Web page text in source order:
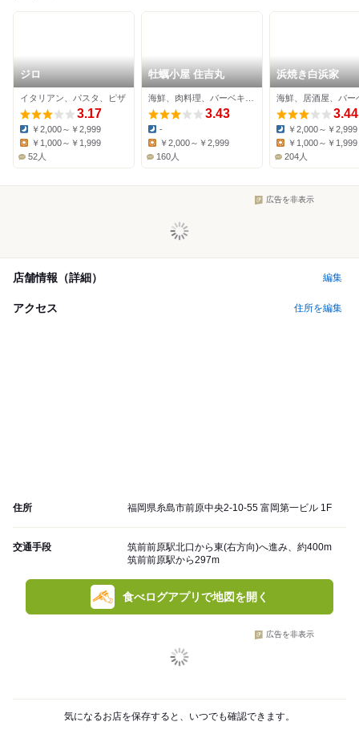
ジロ
イタリアン、パスタ、ピザ
3.17
Dinner:
￥2,000～￥2,999
Lunch:
￥1,000～￥1,999
52人
牡蠣小屋 住吉丸
3.43
Dinner:
-
￥2,000～￥2,999
160人
浜焼き白浜家
3.44
Dinner:
￥2,000～￥2,999
￥1,000～￥1,999
204人
広告を非表示
店舗情報（詳細） 編集
アクセス 住所を編集
住所 福岡県糸島市前原中央2-10-55 富岡第一ビル 1F
交通手段
筑前前原駅北口から東(右方向)へ進み、約400m
筑前前原駅から297m
食べログアプリで地図を開く
広告を非表示
気になるお店を保存すると、いつでも確認できます。